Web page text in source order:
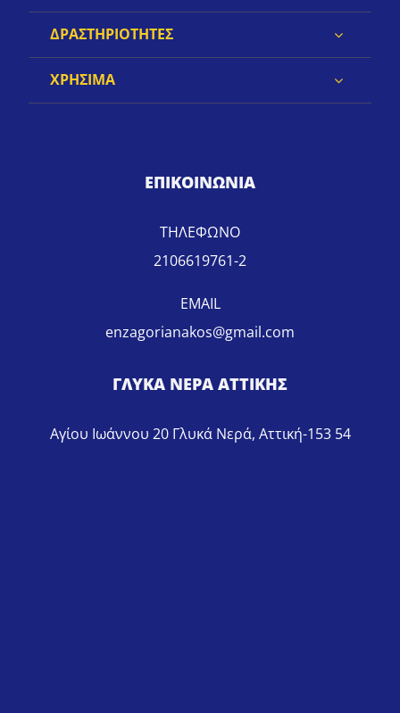
ΔΡΑΣΤΗΡΙΟΤΗΤΕΣ
ΧΡΗΣΙΜΑ
ΕΠΙΚΟΙΝΩΝΙΑ
ΤΗΛΕΦΩΝΟ
2106619761-2
EMAIL
enzagorianakos@gmail.com
ΓΛΥΚΑ ΝΕΡΑ ΑΤΤΙΚΗΣ
Αγίου Ιωάννου 20 Γλυκά Νερά, Αττική-153 54